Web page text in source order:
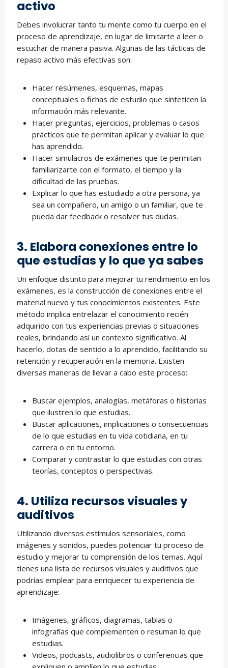
activo
Debes involucrar tanto tu mente como tu cuerpo en el
proceso de aprendizaje, en lugar de limitarte a leer o
escuchar de manera pasiva. Algunas de las tácticas de
repaso activo más efectivas son:
Hacer resúmenes, esquemas, mapas
conceptuales o fichas de estudio que sinteticen la
información más relevante.
Hacer preguntas, ejercicios, problemas o casos
prácticos que te permitan aplicar y evaluar lo que
has aprendido.
Hacer simulacros de exámenes que te permitan
familiarizarte con el formato, el tiempo y la
dificultad de las pruebas.
Explicar lo que has estudiado a otra persona, ya
sea un compañero, un amigo o un familiar, que te
pueda dar feedback o resolver tus dudas.
3. Elabora conexiones entre lo
que estudias y lo que ya sabes
Un enfoque distinto para mejorar tu rendimiento en los
exámenes, es la construcción de conexiones entre el
material nuevo y tus conocimientos existentes. Este
método implica entrelazar el conocimiento recién
adquirido con tus experiencias previas o situaciones
reales, brindando así un contexto significativo. Al
hacerlo, dotas de sentido a lo aprendido, facilitando su
retención y recuperación en la memoria. Existen
diversas maneras de llevar a cabo este proceso:
Buscar ejemplos, analogías, metáforas o historias
que ilustren lo que estudias.
Buscar aplicaciones, implicaciones o consecuencias
de lo que estudias en tu vida cotidiana, en tu
carrera o en tu entorno.
Comparar y contrastar lo que estudias con otras
teorías, conceptos o perspectivas.
4. Utiliza recursos visuales y
auditivos
Utilizando diversos estímulos sensoriales, como
imágenes y sonidos, puedes potenciar tu proceso de
estudio y mejorar tu comprensión de los temas. Aquí
tienes una lista de recursos visuales y auditivos que
podrías emplear para enriquecer tu experiencia de
aprendizaje:
Imágenes, gráficos, diagramas, tablas o
infografías que complementen o resuman lo que
estudias.
Videos, podcasts, audiolibros o conferencias que